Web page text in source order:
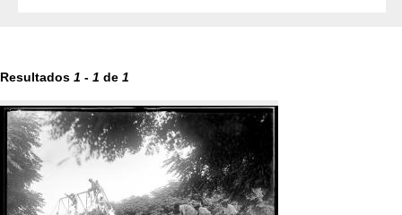
Resultados 1 - 1 de 1